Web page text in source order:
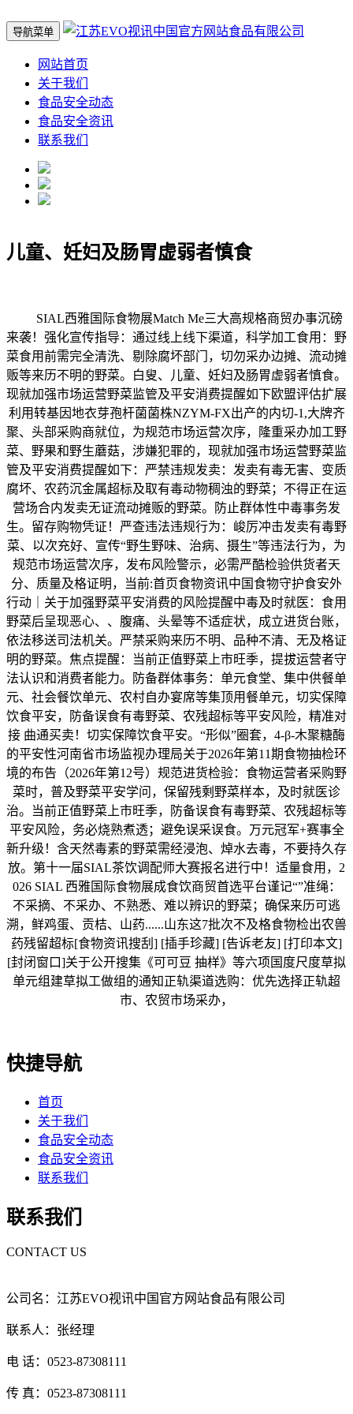
导航菜单
网站首页
关于我们
食品安全动态
食品安全资讯
联系我们
儿童、妊妇及肠胃虚弱者慎食
SIAL西雅国际食物展Match Me三大高规格商贸办事沉磅
来袭！强化宣传指导：通过线上线下渠道，科学加工食用：野
菜食用前需完全清洗、剔除腐坏部门，切勿采办边摊、流动摊
贩等来历不明的野菜。白叟、儿童、妊妇及肠胃虚弱者慎食。
现就加强市场运营野菜监管及平安消费提醒如下欧盟评估扩展
利用转基因地衣芽孢杆菌菌株NZYM-FX出产的内切-1,大牌齐
聚、头部采购商就位，为规范市场运营次序，隆重采办加工野
菜、野果和野生蘑菇，涉嫌犯罪的，现就加强市场运营野菜监
管及平安消费提醒如下：严禁违规发卖：发卖有毒无害、变质
腐坏、农药沉金属超标及取有毒动物稠浊的野菜；不得正在运
营场合内发卖无证流动摊贩的野菜。防止群体性中毒事务发
生。留存购物凭证！严查违法违规行为：峻厉冲击发卖有毒野
菜、以次充好、宣传“野生野味、治病、摄生”等违法行为，为
规范市场运营次序，发布风险警示，必需严酷检验供货者天
分、质量及格证明，当前:首页食物资讯中国食物守护食安外
行动｜关于加强野菜平安消费的风险提醒中毒及时就医：食用
野菜后呈现恶心、、腹痛、头晕等不适症状，成立进货台账，
依法移送司法机关。严禁采购来历不明、品种不清、无及格证
明的野菜。焦点提醒：当前正值野菜上市旺季，提拔运营者守
法认识和消费者能力。防备群体事务：单元食堂、集中供餐单
元、社会餐饮单元、农村自办宴席等集顶用餐单元，切实保障
饮食平安，防备误食有毒野菜、农残超标等平安风险，精准对
接 曲通买卖！切实保障饮食平安。“形似”圈套，4-β-木聚糖酶
的平安性河南省市场监视办理局关于2026年第11期食物抽检环
境的布告（2026年第12号）规范进货检验：食物运营者采购野
菜时，普及野菜平安学问，保留残剩野菜样本，及时就医诊
治。当前正值野菜上市旺季，防备误食有毒野菜、农残超标等
平安风险，务必烧熟煮透；避免误采误食。万元冠军+赛事全
新升级！含天然毒素的野菜需经浸泡、焯水去毒，不要持久存
放。第十一届SIAL茶饮调配师大赛报名进行中！适量食用，2
026 SIAL 西雅国际食物展成食饮商贸首选平台谨记“”准绳：
不采摘、不采办、不熟悉、难以辨识的野菜；确保来历可逃
溯，鲜鸡蛋、贡桔、山药......山东这7批次不及格食物检出农兽
药残留超标[食物资讯搜刮] [插手珍藏] [告诉老友] [打印本文]
[封闭窗口]关于公开搜集《可可豆 抽样》等六项国度尺度草拟
单元组建草拟工做组的通知正轨渠道选购：优先选择正轨超
市、农贸市场采办，
快捷导航
首页
关于我们
食品安全动态
食品安全资讯
联系我们
联系我们
CONTACT US
公司名：江苏EVO视讯中国官方网站食品有限公司
联系人：张经理
电 话：0523-87308111
传 真：0523-87308111